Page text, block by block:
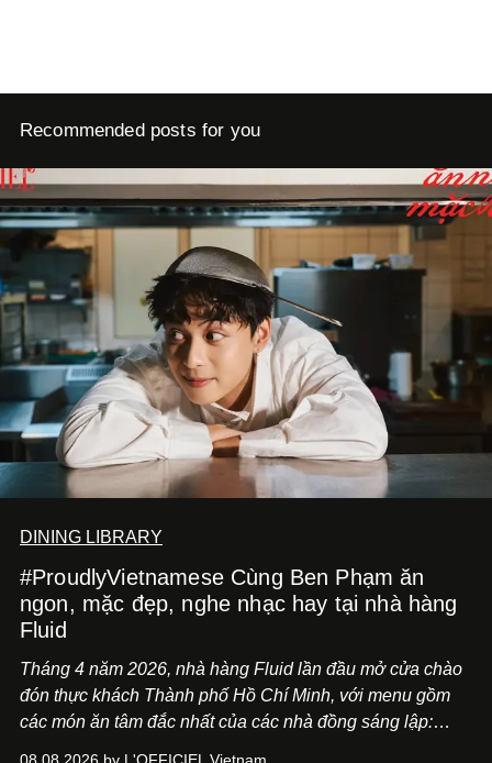
Recommended posts for you
DINING LIBRARY
#ProudlyVietnamese Cùng Ben Phạm ăn
ngon, mặc đẹp, nghe nhạc hay tại nhà hàng
Fluid
Tháng 4 năm 2026, nhà hàng Fluid lần đầu mở cửa chào
đón thực khách Thành phố Hồ Chí Minh, với menu gồm
các món ăn tâm đắc nhất của các nhà đồng sáng lập:
08.08.2026 by L'OFFICIEL Vietnam